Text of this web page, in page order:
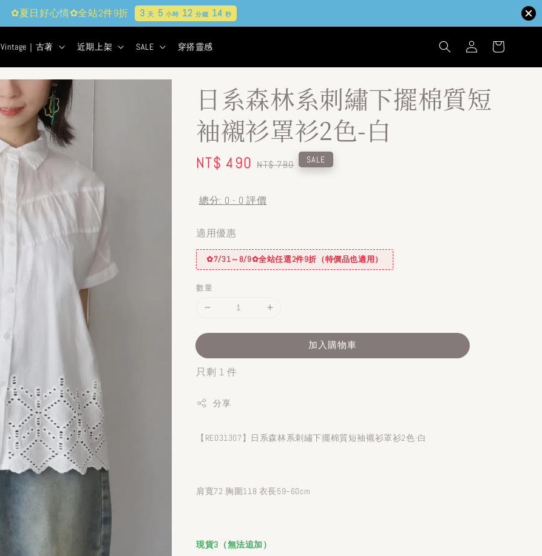
✿夏日好心情✿全站2件9折 3天 5小時 12分鐘 12秒
Vintage｜古著 近期上架 SALE 穿搭靈感
日系森林系刺繡下擺棉質短
袖襯衫罩衫2色-白
Sale
NT$ 490 Regular
NT$ 780 SALE
總分: 0 - 0 評價
適用優惠
✿7/31～8/9✿全站任選2件9折（特價品也適用）
數量
加入購物車
只剩 1 件
分享
【RE031307】日系森林系刺繡下擺棉質短袖襯衫罩衫2色-白
肩寬72 胸圍118 衣長59~60cm
現貨3（無法追加）